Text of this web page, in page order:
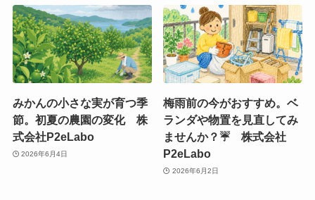
みかんの小さな実が育つ季
節。初夏の農園の変化 株
式会社P2eLabo
2026年6月4日
梅雨前の今がおすすめ。ベ
ランダや物置を見直してみ
ませんか？☔ 株式会社
P2eLabo
2026年6月2日